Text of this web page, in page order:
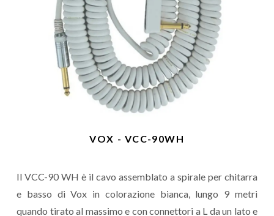
VOX - VCC-90WH
Il VCC-90 WH è il cavo assemblato a spirale per chitarra
e basso di Vox in colorazione bianca, lungo 9 metri
quando tirato al massimo e con connettori a L da un lato e